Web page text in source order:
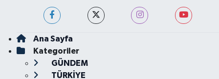
Ana Sayfa
Kategoriler
GÜNDEM
TÜRKİYE